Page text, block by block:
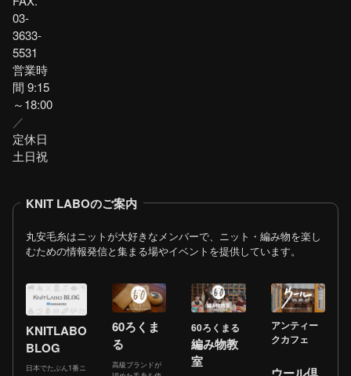
03-
3633-
5531
営業時
間 9:15
～18:00
／
定休日
土日祝
KNIT LABOのご案内
丸安毛糸はニットが大好きなメンバーで、ニット・編み物を楽し
むための情報発信と集まる場やイベントを提供しています。
KNITLABO
BLOG
日本でたぶん1番ニ
60ろくま
る
高級ブランドが
60ろくまる
編み物教
室
アンティー
クカフェ